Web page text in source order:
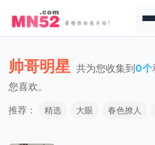
帅哥明星 共为您收集到0个
您喜欢。
推荐： 精选 大眼 春色撩人